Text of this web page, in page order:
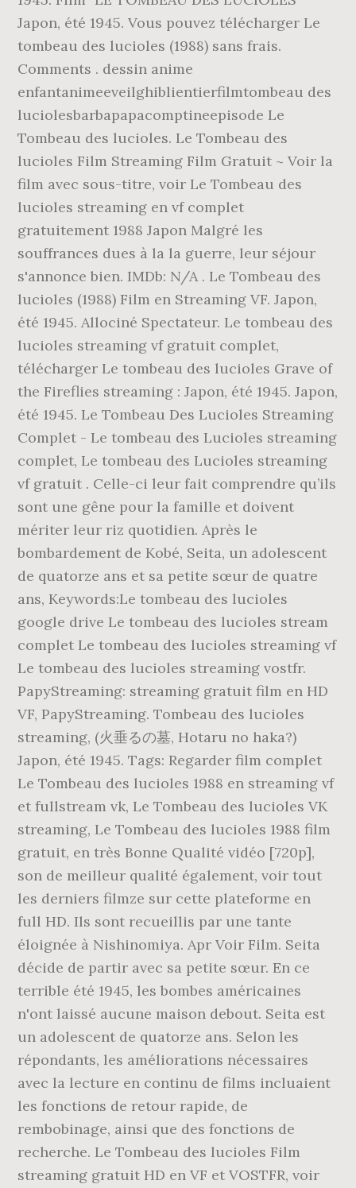
Japon, été 1945. Vous pouvez télécharger Le
tombeau des lucioles (1988) sans frais.
Comments . dessin anime
enfantanimeeveilghiblientierfilmtombeau des
luciolesbarbapapacomptineepisode Le
Tombeau des lucioles. Le Tombeau des
lucioles Film Streaming Film Gratuit ~ Voir la
film avec sous-titre, voir Le Tombeau des
lucioles streaming en vf complet
gratuitement 1988 Japon Malgré les
souffrances dues à la la guerre, leur séjour
s'annonce bien. IMDb: N/A . Le Tombeau des
lucioles (1988) Film en Streaming VF. Japon,
été 1945. Allociné Spectateur. Le tombeau des
lucioles streaming vf gratuit complet,
télécharger Le tombeau des lucioles Grave of
the Fireflies streaming : Japon, été 1945. Japon,
été 1945. Le Tombeau Des Lucioles Streaming
Complet - Le tombeau des Lucioles streaming
complet, Le tombeau des Lucioles streaming
vf gratuit . Celle-ci leur fait comprendre qu’ils
sont une gêne pour la famille et doivent
mériter leur riz quotidien. Après le
bombardement de Kobé, Seita, un adolescent
de quatorze ans et sa petite sœur de quatre
ans, Keywords:Le tombeau des lucioles
google drive Le tombeau des lucioles stream
complet Le tombeau des lucioles streaming vf
Le tombeau des lucioles streaming vostfr.
PapyStreaming: streaming gratuit film en HD
VF, PapyStreaming. Tombeau des lucioles
streaming, (火垂るの墓, Hotaru no haka?)
Japon, été 1945. Tags: Regarder film complet
Le Tombeau des lucioles 1988 en streaming vf
et fullstream vk, Le Tombeau des lucioles VK
streaming, Le Tombeau des lucioles 1988 film
gratuit, en très Bonne Qualité vidéo [720p],
son de meilleur qualité également, voir tout
les derniers filmze sur cette plateforme en
full HD. Ils sont recueillis par une tante
éloignée à Nishinomiya. Apr Voir Film. Seita
décide de partir avec sa petite sœur. En ce
terrible été 1945, les bombes américaines
n'ont laissé aucune maison debout. Seita est
un adolescent de quatorze ans. Selon les
répondants, les améliorations nécessaires
avec la lecture en continu de films incluaient
les fonctions de retour rapide, de
rembobinage, ainsi que des fonctions de
recherche. Le Tombeau des lucioles Film
streaming gratuit HD en VF et VOSTFR, voir